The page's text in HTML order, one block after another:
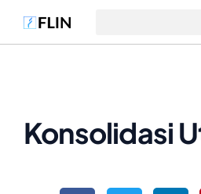
Konsolidasi